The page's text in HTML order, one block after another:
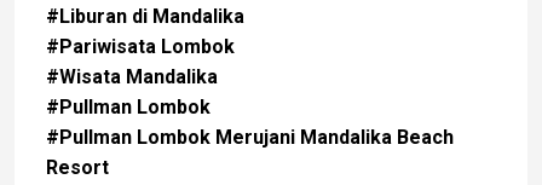
#Liburan di Mandalika
#Pariwisata Lombok
#Wisata Mandalika
#Pullman Lombok
#Pullman Lombok Merujani Mandalika Beach
Resort